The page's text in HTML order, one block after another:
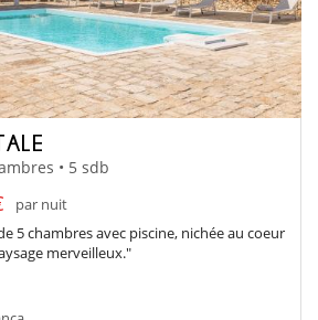
• 5 sdb
par nuit
5 chambres avec piscine, nichée au coeur
merveilleux."